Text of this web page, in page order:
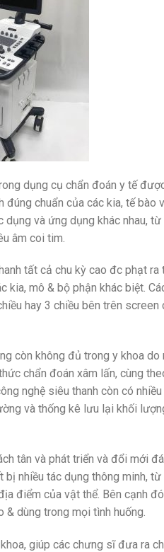
dụng cụ chẩn đoán y tế
chuẩn của các kia, tế bào
và ứng dụng khác nhau,
âm coi tim.
tất cả chu kỳ cao đc phạt ra
mô & bộ phận khác biệt.
hay 3 chiều bên trên
còn không đủ trong y khoa
chẩn đoán xâm lấn, cùng
nghệ siêu thanh còn có
và thống kê lưu lại khối
tân và phát triển và đổi mới
nhiều tác dụng thông minh,
điểm của vật thể. Bên cạnh
& dùng trong mọi tình huống.
giúp các chưng sĩ đưa ra